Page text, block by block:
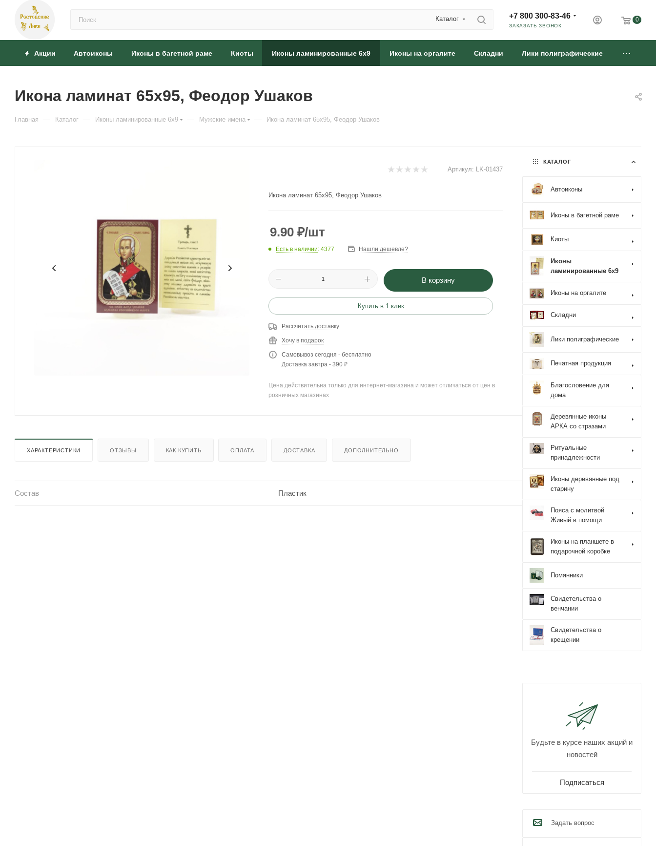
Каталог +7 800 300-83-46
ЗАКАЗАТЬ ЗВОНОК
0
Акции Автоиконы Иконы в багетной раме Киоты Иконы ламинированные 6x9 Иконы на оргалите Складни Лики полиграфические
Икона ламинат 65x95, Феодор Ушаков
Главная — Каталог — Иконы ламинированные 6x9 — Мужские имена — Икона ламинат 65x95, Феодор Ушаков
Артикул: LK-01437
Икона ламинат 65x95, Феодор Ушаков
9.90 ₽/шт
Есть в наличии: 4377 Нашли дешевле?
В корзину
Купить в 1 клик
Рассчитать доставку
Хочу в подарок
Самовывоз сегодня - бесплатно
Доставка завтра - 390 ₽
Цена действительна только для интернет-магазина и может отличаться от цен в
розничных магазинах
ХАРАКТЕРИСТИКИ ОТЗЫВЫ КАК КУПИТЬ ОПЛАТА ДОСТАВКА ДОПОЛНИТЕЛЬНО
Состав Пластик
КАТАЛОГ
Автоиконы
Иконы в багетной раме
Киоты
Иконы
ламинированные 6x9
Иконы на оргалите
Складни
Лики полиграфические
Печатная продукция
Благословение для
дома
Деревянные иконы
АРКА со стразами
Ритуальные
принадлежности
Иконы деревянные под
старину
Пояса с молитвой
Живый в помощи
Иконы на планшете в
подарочной коробке
Помянники
Свидетельства о
венчании
Свидетельства о
крещении
Будьте в курсе наших акций и
новостей
Подписаться
Задать вопрос